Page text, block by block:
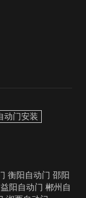
动门安装
衡阳自动门 邵阳
益阳自动门 郴州自